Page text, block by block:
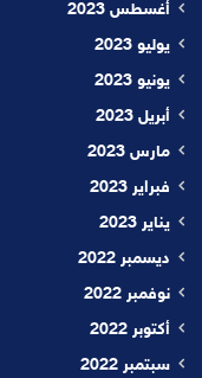
أغسطس 2023
يوليو 2023
يونيو 2023
أبريل 2023
مارس 2023
فبراير 2023
يناير 2023
ديسمبر 2022
نوفمبر 2022
أكتوبر 2022
سبتمبر 2022